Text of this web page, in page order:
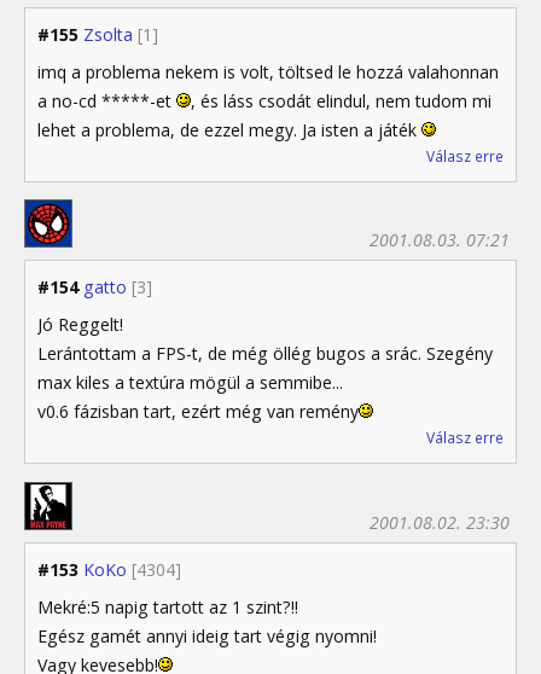
#155 Zsolta [1]
imq a problema nekem is volt, töltsed le hozzá valahonnan
a no-cd *****-et
, és láss csodát elindul, nem tudom mi
lehet a problema, de ezzel megy. Ja isten a játék
Válasz erre
#154 gatto [3]
2001.08.03. 07:21
Jó Reggelt!
Lerántottam a FPS-t, de még öllég bugos a srác. Szegény
max kiles a textúra mögül a semmibe...
v0.6 fázisban tart, ezért még van remény
Válasz erre
#153 KoKo [4304]
2001.08.02. 23:30
Mekré:5 napig tartott az 1 szint?!!
Egész gamét annyi ideig tart végig nyomni!
Vagy kevesebb!